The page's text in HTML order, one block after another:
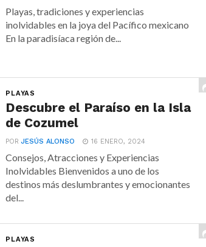
Playas, tradiciones y experiencias
inolvidables en la joya del Pacífico mexicano
En la paradisíaca región de...
PLAYAS
Descubre el Paraíso en la Isla
de Cozumel
PORJESÚS ALONSO 16 ENERO, 2024
Consejos, Atracciones y Experiencias
Inolvidables Bienvenidos a uno de los
destinos más deslumbrantes y emocionantes
del...
PLAYAS